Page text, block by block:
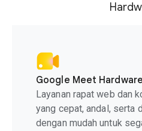
Google Meet Hardware
Layanan rapat web dan
yang cepat, andal, serta
dengan mudah untuk